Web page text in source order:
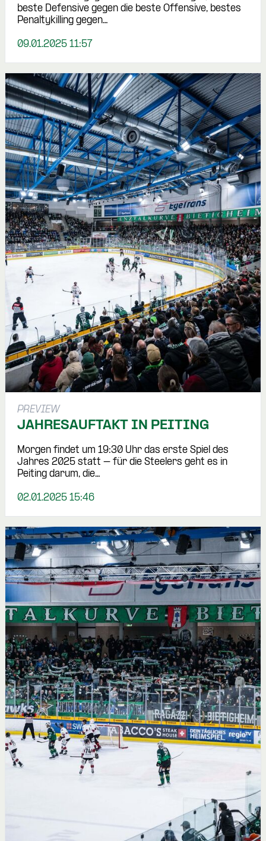
beste Defensive gegen die beste Offensive, bestes
Penaltykilling gegen…
09.01.2025 11:57
PREVIEW
JAHRESAUFTAKT IN PEITING
Morgen findet um 19:30 Uhr das erste Spiel des
Jahres 2025 statt – für die Steelers geht es in
Peiting darum, die…
02.01.2025 15:46